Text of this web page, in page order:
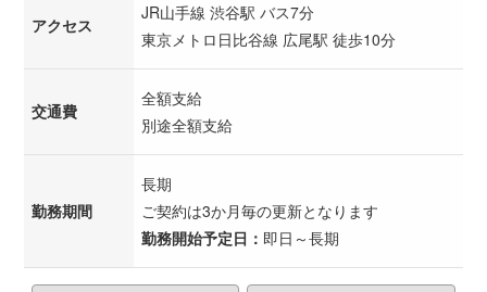
アクセス
JR山手線 渋谷駅 バス7分
東京メトロ日比谷線 広尾駅 徒歩10分
交通費
全額支給
別途全額支給
勤務期間
長期
ご契約は3か月毎の更新となります
勤務開始予定日： 即日～長期